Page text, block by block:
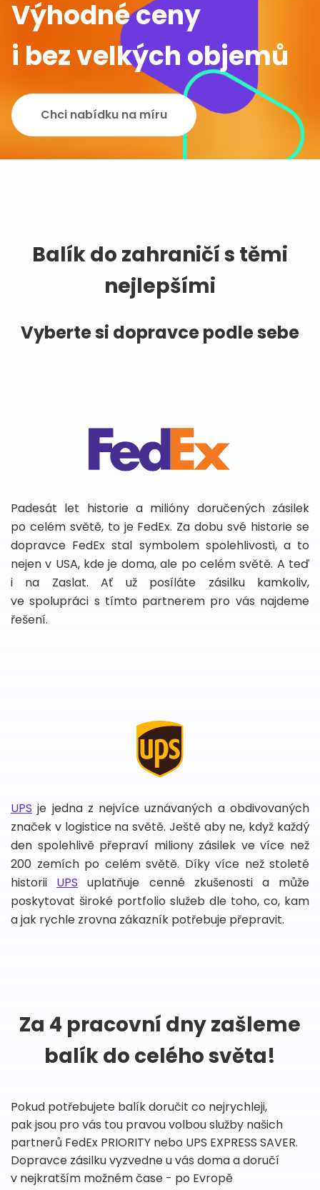
Výhodné ceny
i bez velkých objemů
Chci nabídku na míru
Balík do zahraničí s těmi
nejlepšími
Vyberte si dopravce podle sebe
Padesát let historie a milióny doručených zásilek
po celém světě, to je FedEx. Za dobu své historie se
dopravce FedEx stal symbolem spolehlivosti, a to
nejen v USA, kde je doma, ale po celém světě. A teď
i na Zaslat. Ať už posíláte zásilku kamkoliv,
ve spolupráci s tímto partnerem pro vás najdeme
řešení.
UPS je jedna z nejvíce uznávaných a obdivovaných
značek v logistice na světě. Ještě aby ne, když každý
den spolehlivě přepraví miliony zásilek ve více než
200 zemích po celém světě. Díky více než stoleté
historii UPS uplatňuje cenné zkušenosti a může
poskytovat široké portfolio služeb dle toho, co, kam
a jak rychle zrovna zákazník potřebuje přepravit.
Za 4 pracovní dny zašleme
balík do celého světa!
Pokud potřebujete balík doručit co nejrychleji,
pak jsou pro vás tou pravou volbou služby našich
partnerů FedEx PRIORITY nebo UPS EXPRESS SAVER.
Dopravce zásilku vyzvedne u vás doma a doručí
v nejkratším možném čase - po Evropě